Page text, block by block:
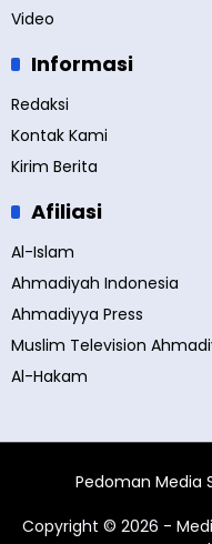
Video
Informasi
Redaksi
Kontak Kami
Kirim Berita
Afiliasi
Al-Islam
Ahmadiyah Indonesia
Ahmadiyya Press
Muslim Television
Al-Hakam
Pedoman Media
Copyright © 2026 -